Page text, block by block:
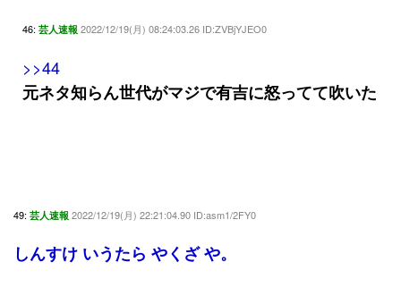
46: 芸人速報 2022/12/19(月) 08:24:03.26 ID:ZVBjYJEO0
>>44
元ネタ知らん世代がマジで有吉に怒ってて吹いた
49: 芸人速報 2022/12/19(月) 22:21:04.90 ID:asm1/2FY0
しんすけ いうたら やくざ や。